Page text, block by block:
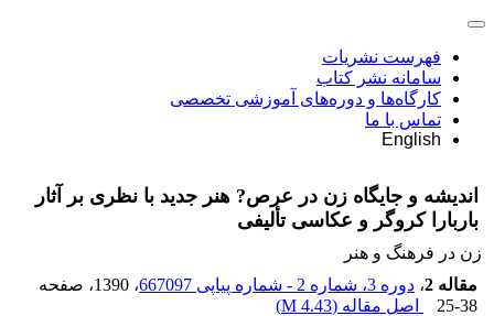
فهرست نشریات
سامانه نشر کتاب
کارگاه‌ها و دوره‌های آموزشی تخصصی
تماس با ما
English
اندیشه و جایگاه زن در عرص? هنر جدید با نظری بر آثار
باربارا کروگر و عکاسی تألیفی
زن در فرهنگ و هنر
مقاله 2
، دوره 3، شماره 2 - شماره پیاپی 667097 ، 1390
، صفحه
25-38
اصل مقاله (4.43 M
)